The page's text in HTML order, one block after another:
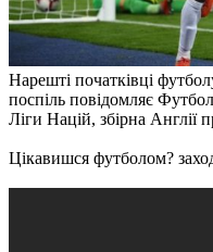
Нарешті початківці
поспіль повідомляє
Ліги Націй, збірна Англії
Цікавишся футболом?